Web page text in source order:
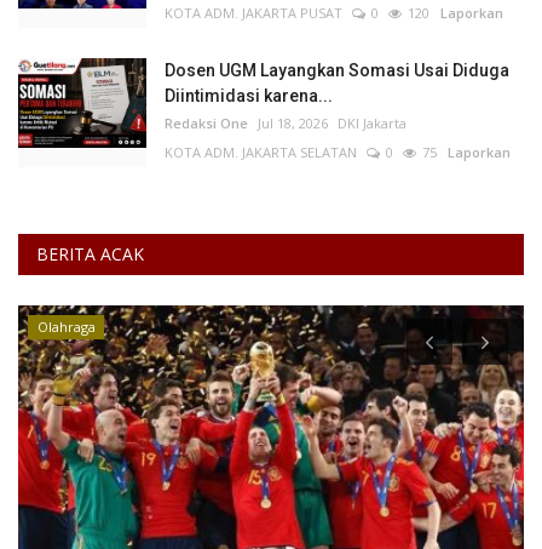
KOTA ADM. JAKARTA PUSAT
0 120 Laporkan
Dosen UGM Layangkan Somasi Usai Diduga
Diintimidasi karena...
Redaksi One Jul 18, 2026 DKI Jakarta
KOTA ADM. JAKARTA SELATAN
0 75 Laporkan
BERITA ACAK
Olahraga